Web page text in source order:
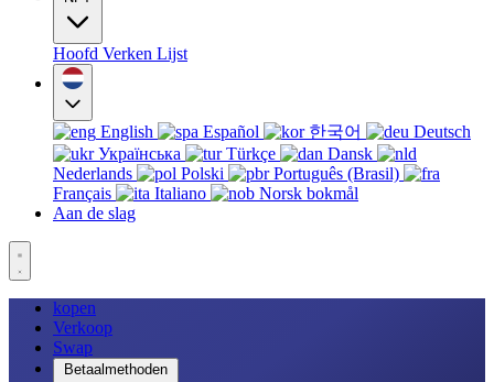
Hoofd Verken Lijst
English Español 한국어
Deutsch
Українська
Türkçe
Dansk
Nederlands
Polski
Português (Brasil)
Français
Italiano
Norsk bokmål
Aan de slag
kopen
Verkoop
Swap
Betaalmethoden